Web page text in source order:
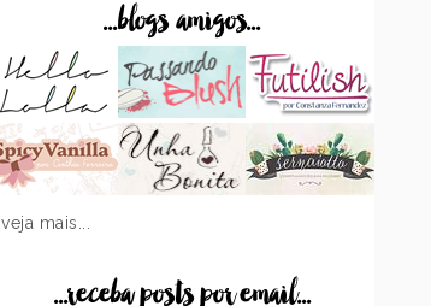
...blogs amigos...
veja mais...
...receba posts por email...